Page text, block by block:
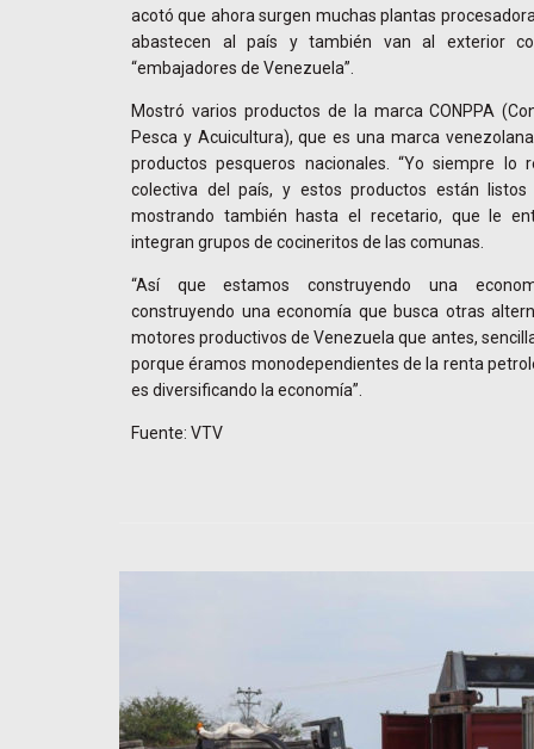
acotó que ahora surgen muchas plantas
abastecen al país y también van al exterior
“embajadores de Venezuela”.
Mostró varios productos de la marca CONPPA
Pesca y Acuicultura), que es una marca
productos pesqueros nacionales. “Yo siempre lo
colectiva del país, y estos productos están
mostrando también hasta el recetario, que le
integran grupos de cocineritos de las comunas.
“Así que estamos construyendo una
construyendo una economía que busca otras
motores productivos de Venezuela que antes,
porque éramos monodependientes de la renta
es diversificando la economía”.
Fuente: VTV